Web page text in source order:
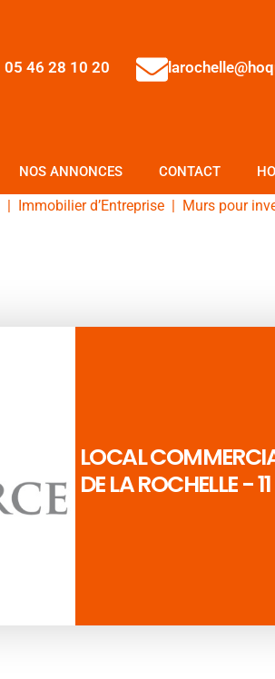
05 46 28 10 20
NOS ANNONCES CONTACT
| Immobilier d’Entreprise | Murs pour
LOCAL
DE LA ROCHELLE -